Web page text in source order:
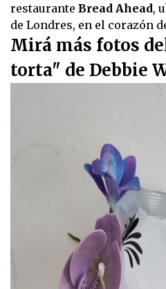
restaurante Bread Ahead,
de Londres, en el corazón
Mirá más fotos
torta" de Debbie